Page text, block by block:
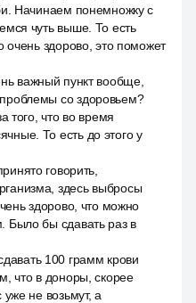
Начинаем понемножку с
чуть выше. То есть
очень здорово, это поможет
важный пункт вообще,
со здоровьем?
того, что во время
То есть до этого у
говорить,
здесь выбросы
здорово, что можно
Было бы сдавать раз в
100 грамм крови
что в доноры, скорее
не возьмут, а